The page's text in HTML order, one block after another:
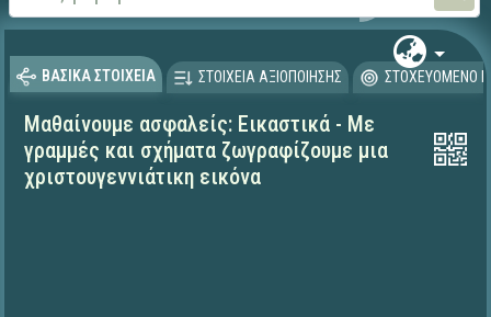
ΒΑΣΙΚΑ ΣΤΟΙΧΕΙΑ ΣΤΟΙΧΕΙΑ ΑΞΙΟΠΟΙΗΣΗΣ ΣΤΟΧΕΥΟΜΕΝΟ
Μαθαίνουμε ασφαλείς: Εικαστικά - Με
γραμμές και σχήματα ζωγραφίζουμε μια
χριστουγεννιάτικη εικόνα